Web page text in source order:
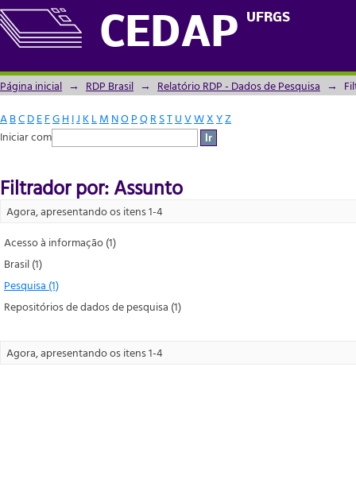
CEDAP UFRGS
Filtrador por: Assunto
Página inicial → RDP Brasil → Relatório RDP - Dados de Pesquisa →
ABCDEFGH IJ KLM NOPQRSTUVWXYZ
Iniciar com
Filtrador por: Assunto
Agora, apresentando os itens 1-4
Acesso à informação (1)
Brasil (1)
Pesquisa (1)
Repositórios de dados de pesquisa (1)
Agora, apresentando os itens 1-4